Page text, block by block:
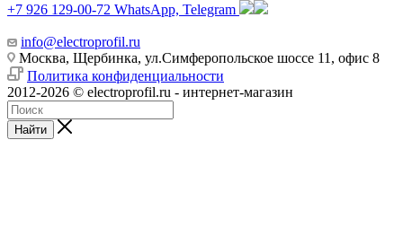
+7 926 129-00-72 WhatsApp, Telegram
info@electroprofil.ru
Москва, Щербинка, ул.Симферопольское шоссе 11, офис 8
Политика конфиденциальности
2012-2026 © electroprofil.ru - интернет-магазин
Найти